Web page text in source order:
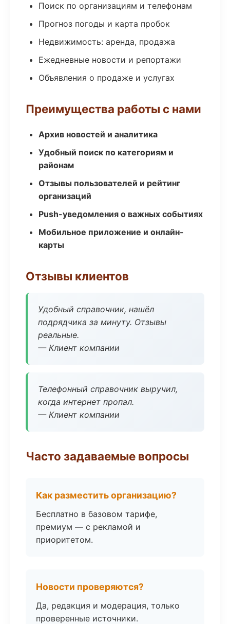
Поиск по организациям и телефонам
Прогноз погоды и карта пробок
Недвижимость: аренда, продажа
Ежедневные новости и репортажи
Объявления о продаже и услугах
Преимущества работы с нами
Архив новостей и аналитика
Удобный поиск по категориям и
районам
Отзывы пользователей и рейтинг
организаций
Push-уведомления о важных событиях
Мобильное приложение и онлайн-
карты
Отзывы клиентов
Удобный справочник, нашёл
подрядчика за минуту. Отзывы
реальные.
— Клиент компании
Телефонный справочник выручил,
когда интернет пропал.
— Клиент компании
Часто задаваемые вопросы
Как разместить организацию?
Бесплатно в базовом тарифе,
премиум — с рекламой и
приоритетом.
Новости проверяются?
Да, редакция и модерация, только
проверенные источники.